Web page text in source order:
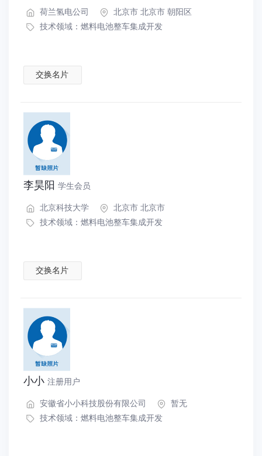
荷兰氢电公司
北京市 北京市 朝阳区
技术领域： 燃料电池整车集成开发
交换名片
李昊阳 学生会员
北京科技大学
北京市 北京市
技术领域： 燃料电池整车集成开发
交换名片
小小 注册用户
安徽省小小科技股份有限公司
暂无
技术领域： 燃料电池整车集成开发